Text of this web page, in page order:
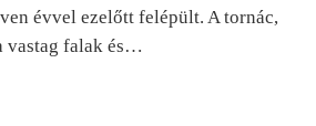
évvel ezelőtt felépült. A tornác,
vastag falak és…